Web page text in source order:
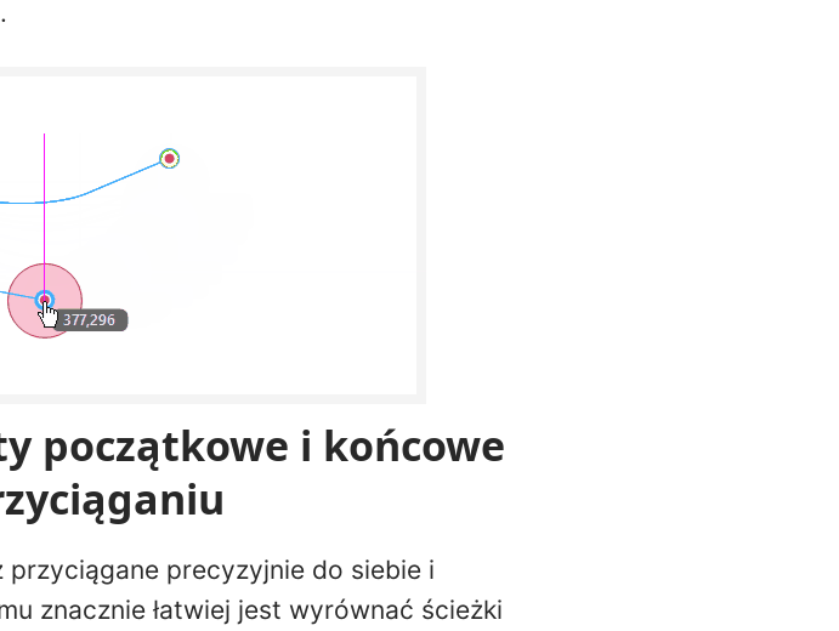
początkowe i końcowe
precyzyjnie do siebie i
znacznie łatwiej jest wyrównać ścieżki